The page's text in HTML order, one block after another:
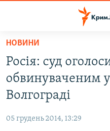
Перейти
основного
матеріалу
Перейти
до
основної
навігації
ВОДА.КРИМ
ВІДЕО ТА ФОТО
БЛОГИ
НОВИНИ
Росія: суд
обвинуваченим
Волгограді
05 грудень 2014, 13:29